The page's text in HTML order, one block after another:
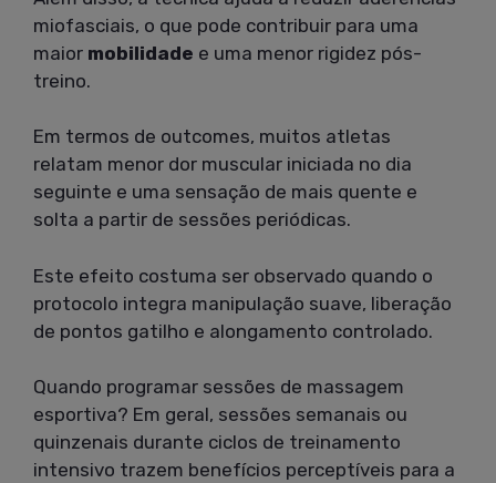
miofasciais, o que pode contribuir para uma
maior mobilidade e uma menor rigidez pós-
treino.
Em termos de outcomes, muitos atletas
relatam menor dor muscular iniciada no dia
seguinte e uma sensação de mais quente e
solta a partir de sessões periódicas.
Este efeito costuma ser observado quando o
protocolo integra manipulação suave, liberação
de pontos gatilho e alongamento controlado.
Quando programar sessões de massagem
esportiva? Em geral, sessões semanais ou
quinzenais durante ciclos de treinamento
intensivo trazem benefícios perceptíveis para a